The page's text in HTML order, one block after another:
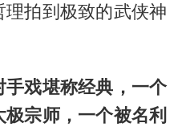
拍到极致的武侠神
戏堪称经典，一个
宗师，一个被名利